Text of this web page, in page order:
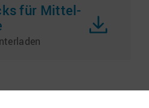
für Mittel-